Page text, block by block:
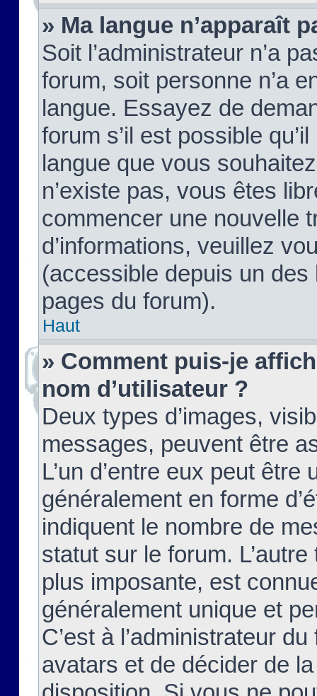
» Ma langue n’apparaît
Soit l’administrateur n’a
forum, soit personne n’a
langue. Essayez de
forum s’il est possible
langue que vous
n’existe pas, vous êtes
commencer une nouvelle
d’informations, veuillez
(accessible depuis un
pages du forum).
Haut
» Comment puis-je
nom d’utilisateur ?
Deux types d’images,
messages, peuvent être
L’un d’entre eux peut
généralement en forme
indiquent le nombre de
statut sur le forum.
plus imposante, est
généralement unique et
C’est à l’administrateur
avatars et de décider de